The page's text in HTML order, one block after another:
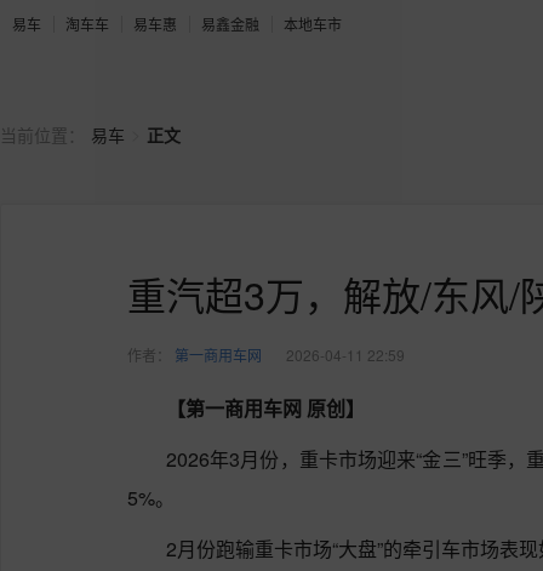
易车 淘车车 易车惠 易鑫金融 本地车市
当前位置： 易车 正文
重汽超3万，解放/东风/
作者： 第一商用车网 2026-04-11 22:59
【第一商用车网 原创】
2026年3月份，重卡市场迎来“金三”旺季
5%。
2月份跑输重卡市场“大盘”的牵引车市场表